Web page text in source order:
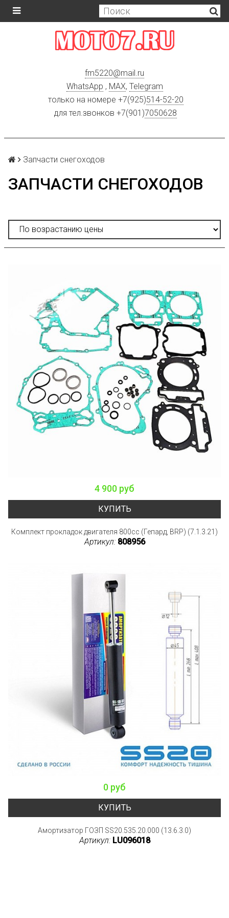
fm5220@mail.ru
WhatsApp , MAX, Telegram
только на номере +7(925)514-52-20
для тел.звонков +7(901)7050628
Запчасти снегоходов
ЗАПЧАСТИ СНЕГОХОДОВ
4 900 руб
КУПИТЬ
Комплект прокладок двигателя 800cc (Гепард, BRP) (7.1.3.21)
Артикул: 808956
0 руб
КУПИТЬ
Амортизатор ГОЗП SS20.535.20.000 (13.6.3.0)
Артикул: LU096018